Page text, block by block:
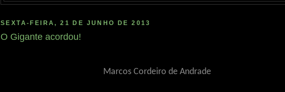
SEXTA-FEIRA, 21 DE JUNHO DE 2013
O Gigante acordou!
Marcos Cordeiro de Andrade